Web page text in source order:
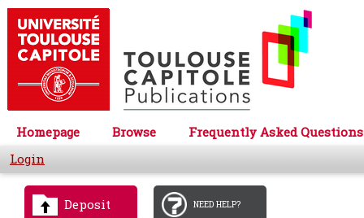
Homepage Browse
Frequently Asked Questions
Login
Deposit NEED HELP?